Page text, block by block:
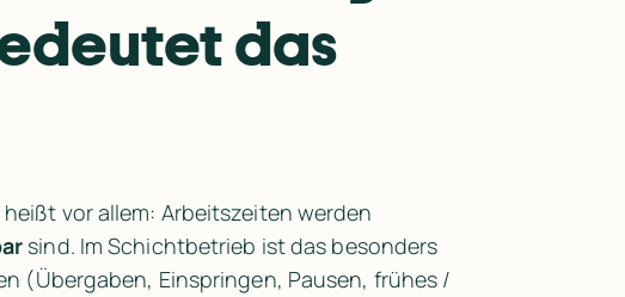
das
sind. Im Schichtbetrieb ist das besonders
(Übergaben, Einspringen, Pausen, frühes /